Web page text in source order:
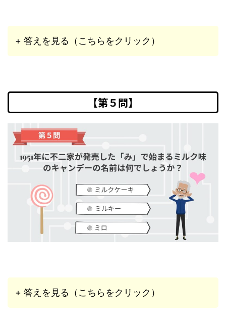
+ 答えを見る（こちらをクリック）
【第５問】
+ 答えを見る（こちらをクリック）